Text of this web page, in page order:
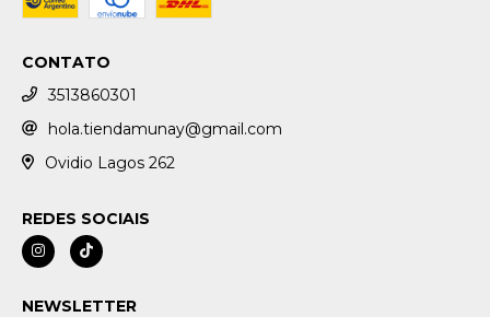
CONTATO
3513860301
hola.tiendamunay@gmail.com
Ovidio Lagos 262
REDES SOCIAIS
NEWSLETTER